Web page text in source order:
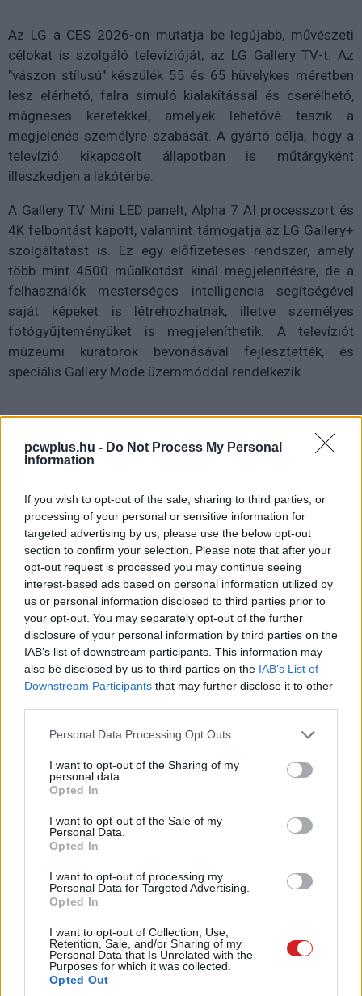
pcwplus.hu - Do Not Process My Personal
Information
If you wish to opt-out of the sale, sharing to third parties, or
processing of your personal or sensitive information for
targeted advertising by us, please use the below opt-out
section to confirm your selection. Please note that after your
opt-out request is processed you may continue seeing
interest-based ads based on personal information utilized by
us or personal information disclosed to third parties prior to
your opt-out. You may separately opt-out of the further
disclosure of your personal information by third parties on the
IAB’s list of downstream participants. This information may
also be disclosed by us to third parties on the IAB’s List of
Downstream Participants that may further disclose it to other
Please note that this website/app uses one or more Google
not limited to your visit or usage behaviour. You may click to
grant or deny consent to Google and its third-party tags to
use your data for below specified purposes in below Google
consent section.
Personal Data Processing Opt Outs
I want to opt-out of the Sharing of my
personal data.
Opted In
I want to opt-out of the Sale of my
Personal Data.
Opted In
I want to opt-out of processing my
Personal Data for Targeted Advertising.
Opted In
I want to opt-out of Collection, Use,
Retention, Sale, and/or Sharing of my
Personal Data that Is Unrelated with the
Purposes for which it was collected.
Opted Out
Az LG a CES 2026-on mutatja be legújabb, művészeti
célokat is szolgáló televízióját, az LG Gallery TV-t. Az
"vászon stílusú" készülék 55 és 65 hüvelykes méretben
lesz elérhető, falra simuló kialakítással és cserélhető,
mágneses keretekkel, amelyek lehetővé teszik a
megjelenés személyre szabását. A gyártó célja, hogy a
televízió kikapcsolt állapotban is műtárgyként
illeszkedjen a lakótérbe.
A Gallery TV Mini LED panelt, Alpha 7 AI processzort és
4K felbontást kapott, valamint támogatja az LG Gallery+
szolgáltatást is. Ez egy előfizetéses rendszer, amely
több mint 4500 műalkotást kínál megjelenítésre, de a
felhasználók mesterséges intelligencia segítségével
saját képeket is létrehozhatnak, illetve személyes
fotógyűjteményüket is megjeleníthetik. A televíziót
múzeumi kurátorok bevonásával fejlesztették, és
speciális Gallery Mode üzemmóddal rendelkezik.
A Gallery Mode a fényerőt és a színeket úgy
optimalizálja, hogy az alkotások textúrája minél
tükröződést és a becsillanást, valamint automatikusan
igazítja a képbeállításokat a környezeti fény
változásaihoz a nap folyamán. Bár az LG korábban is
kínált művészet ihlette televíziókat - például a 2020-as
LG GX OLED modellt -, az új Gallery TV dedikált
funkcióival közvetlen versenytársává válhat a Samsung
The Frame és a Hisense CanvasTV készülékeinek.
balatoni kardioösvény (X)
4 és egy 8 km-es egészségügyi tanösvény nyílt
#lg #canvas tv #vászon
Bevezetheti az Apple car key
funkció támogatását a Tesla